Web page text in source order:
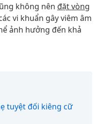
không nên đặt vòng
vi khuẩn gây viêm âm
ảnh hưởng đến khả
tuyệt đối kiêng cữ